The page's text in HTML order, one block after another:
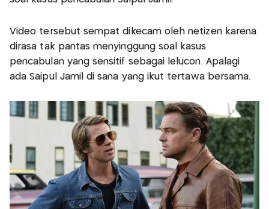
Video tersebut sempat dikecam oleh netizen karena
dirasa tak pantas menyinggung soal kasus
pencabulan yang sensitif sebagai lelucon. Apalagi
ada Saipul Jamil di sana yang ikut tertawa bersama.